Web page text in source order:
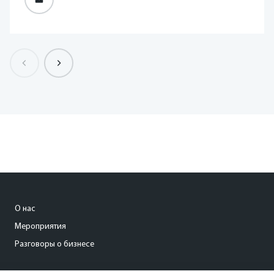
О нас
Мероприятия
Разговоры о бизнесе